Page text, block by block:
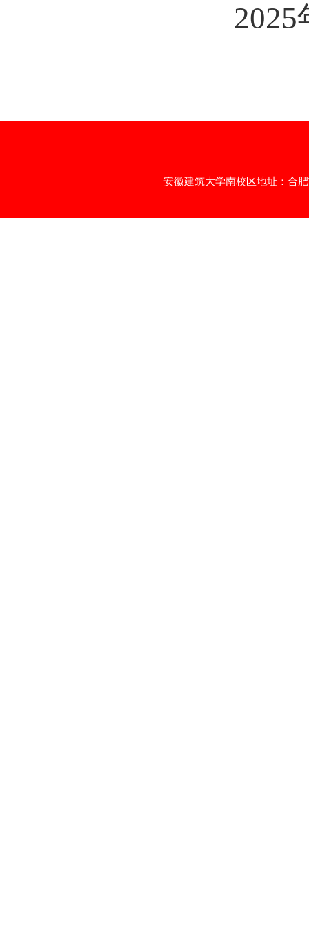
2025
安徽建筑大学南校区地址：合